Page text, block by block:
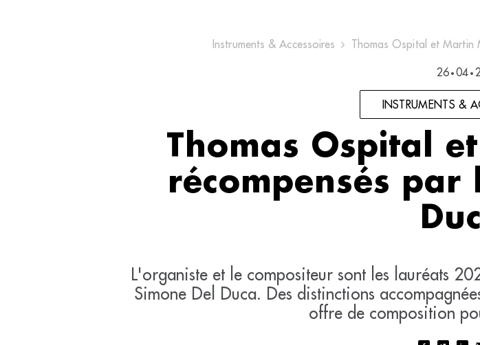
Instruments & Accessoires Thomas Ospital et Martin
26 • 04 •
INSTRUMENTS &
Thomas Ospital
récompensés par
L'organiste et le compositeur sont les lauréats
Simone Del Duca. Des distinctions
offre de composition